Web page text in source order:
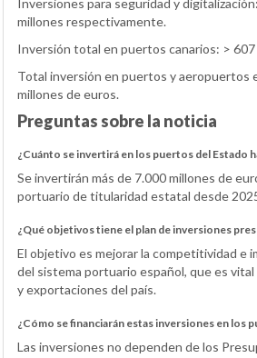
millones respectivamente.
Inversión total en puertos canarios: >
Total inversión en puertos y aeropuertos
millones de euros.
Preguntas sobre la noticia
¿Cuánto se invertirá en los puertos del Estado
Se invertirán más de 7.000 millones de
portuario de titularidad estatal desde
¿Qué objetivos tiene el plan de inversiones
El objetivo es mejorar la competitividad e
del sistema portuario español, que es
y exportaciones del país.
¿Cómo se financiarán estas inversiones en los
Las inversiones no dependen de los